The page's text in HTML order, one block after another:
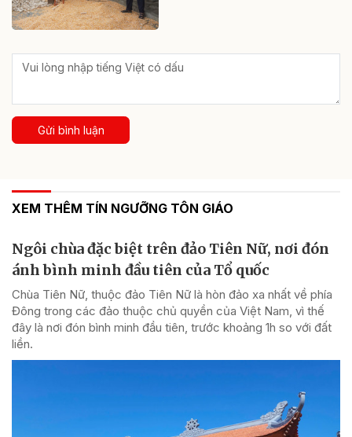
Gửi bình luận
XEM THÊM TÍN NGƯỠNG TÔN GIÁO
Ngôi chùa đặc biệt trên đảo Tiên Nữ, nơi đón
ánh bình minh đầu tiên của Tổ quốc
Chùa Tiên Nữ, thuộc đảo Tiên Nữ là hòn đảo xa nhất về phía
Đông trong các đảo thuộc chủ quyền của Việt Nam, vì thế
đây là nơi đón bình minh đầu tiên, trước khoảng 1h so với đất
liền.